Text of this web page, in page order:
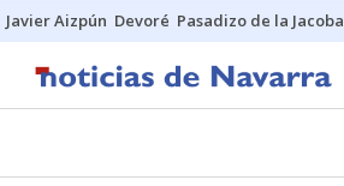
Javier Aizpún Devoré Pasadizo de la Jacoba